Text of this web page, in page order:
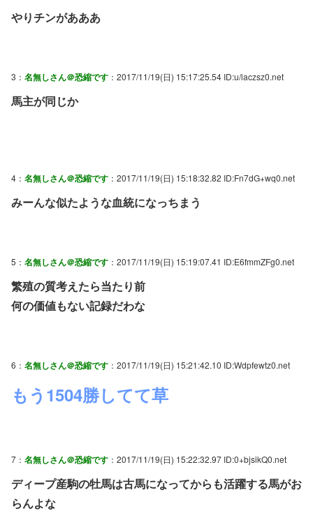
やりチンがあああ
3： 名無しさん＠恐縮です ：2017/11/19(日) 15:17:25.54 ID:u/laczsz0.net
馬主が同じか
4： 名無しさん＠恐縮です ：2017/11/19(日) 15:18:32.82 ID:Fn7dG+wq0.net
みーんな似たような血統になっちまう
5： 名無しさん＠恐縮です ：2017/11/19(日) 15:19:07.41 ID:E6fmmZFg0.net
繁殖の質考えたら当たり前
何の価値もない記録だわな
6： 名無しさん＠恐縮です ：2017/11/19(日) 15:21:42.10 ID:Wdpfewtz0.net
もう1504勝してて草
7： 名無しさん＠恐縮です ：2017/11/19(日) 15:22:32.97 ID:0+bjsikQ0.net
ディープ産駒の牡馬は古馬になってからも活躍する馬がお
らんよな